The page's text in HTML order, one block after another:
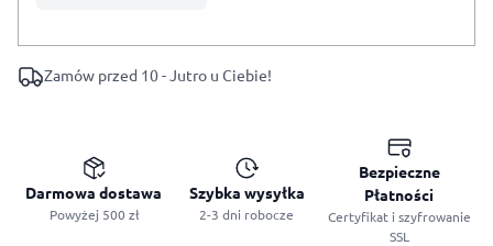
Zamów przed 10 - Jutro u Ciebie!
Darmowa dostawa
Powyżej 500 zł
Szybka wysyłka
2-3 dni robocze
Bezpieczne
Płatności
Certyfikat i szyfrowanie
SSL